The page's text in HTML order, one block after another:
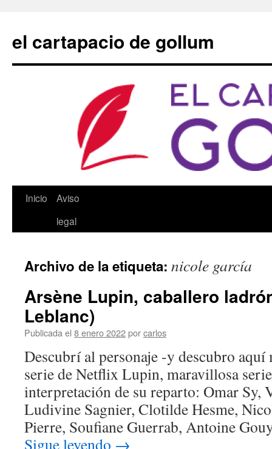
contenido
el cartapacio de gollum
Inicio
Aviso
legal
Archivo de la etiqueta: nicole garcía
Arsène Lupin, caballero
Leblanc)
Publicada el 8 enero 2022porcarlos
Descubrí al personaje -y descubro
serie de Netflix Lupin, maravillosa
interpretación de su reparto: Omar Sy,
Ludivine Sagnier, Clotilde Hesme,
Pierre, Soufiane Guerrab, Antoine
Sigue leyendo →